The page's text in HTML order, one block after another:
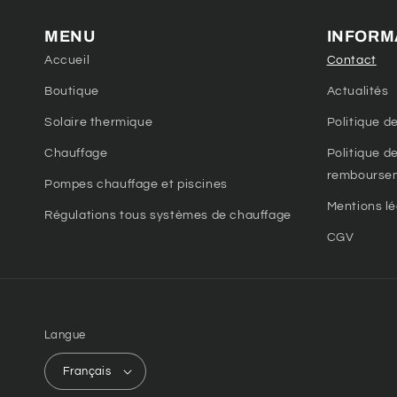
MENU
Accueil
Boutique
Solaire thermique
Chauffage
Pompes chauffage et piscines
Régulations tous systèmes de chauffage
Contact
Actualités
Politique
Politique
Mentions
CGV
Langue
Français